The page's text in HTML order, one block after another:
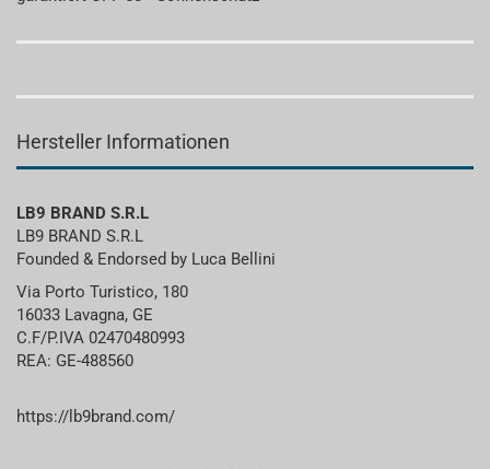
Hersteller Informationen
LB9 BRAND S.R.L
LB9 BRAND S.R.L
Founded & Endorsed by Luca Bellini
Via Porto Turistico, 180
16033 Lavagna, GE
C.F/P.IVA 02470480993
REA: GE-488560
https://lb9brand.com/